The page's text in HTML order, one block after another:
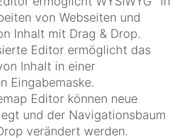
von Webseiten und
Inhalt mit Drag & Drop.
Editor ermöglicht das
Inhalt in einer
Eingabemaske.
Editor können neue
und der Navigationsbaum
verändert werden.